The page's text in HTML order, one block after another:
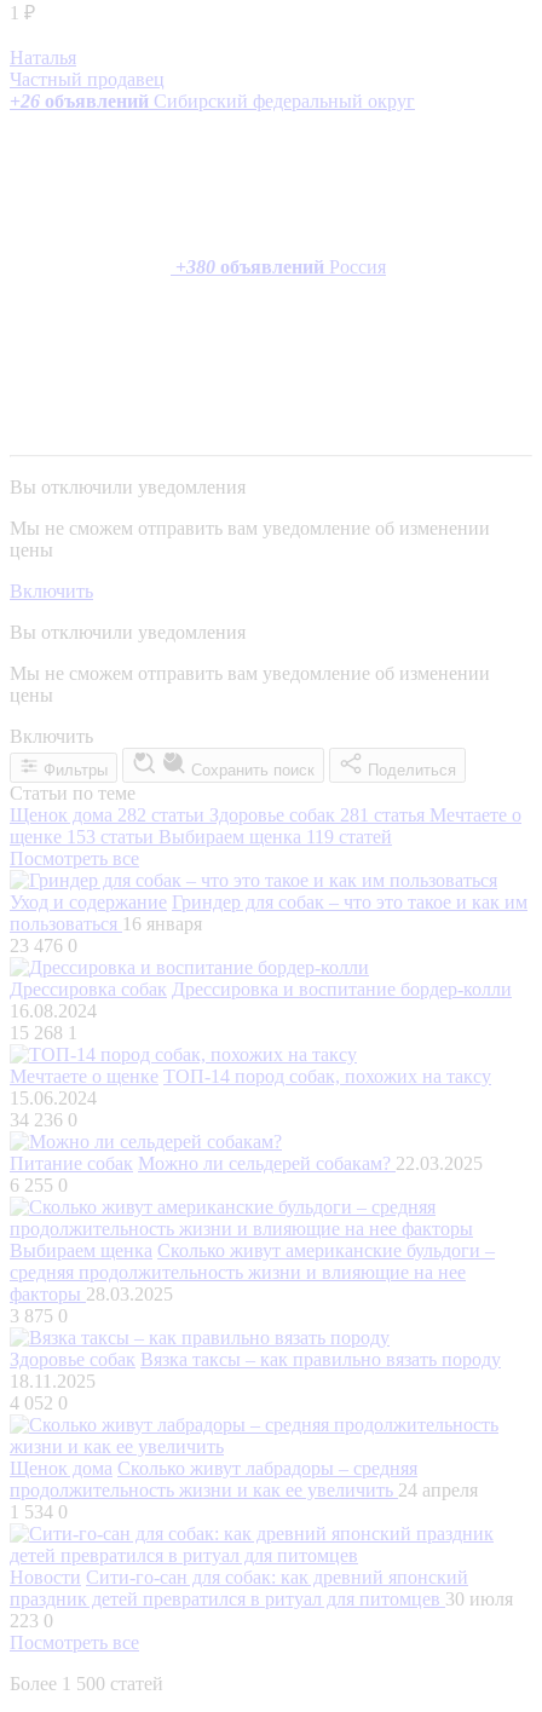
1 ₽
Наталья
Частный продавец
+26 объявлений Сибирский федеральный округ
+380 объявлений Россия
Вы отключили уведомления
Мы не сможем отправить вам уведомление об изменении
цены
Включить
Вы отключили уведомления
Мы не сможем отправить вам уведомление об изменении
цены
Включить
Фильтры Сохранить поиск Поделиться
Статьи по теме
Щенок дома 282 статьи Здоровье собак 281 статья Мечтаете о
щенке 153 статьи Выбираем щенка 119 статей
Посмотреть все
Уход и содержание Гриндер для собак – что это такое и как им
пользоваться 16 января
23 476 0
Дрессировка собак Дрессировка и воспитание бордер-колли
16.08.2024
15 268 1
Мечтаете о щенке ТОП-14 пород собак, похожих на таксу
15.06.2024
34 236 0
Питание собак Можно ли сельдерей собакам? 22.03.2025
6 255 0
Выбираем щенка Сколько живут американские бульдоги –
средняя продолжительность жизни и влияющие на нее
факторы 28.03.2025
3 875 0
Здоровье собак Вязка таксы – как правильно вязать породу
18.11.2025
4 052 0
Щенок дома Сколько живут лабрадоры – средняя
продолжительность жизни и как ее увеличить 24 апреля
1 534 0
Новости Сити-го-сан для собак: как древний японский
праздник детей превратился в ритуал для питомцев 30 июля
223 0
Посмотреть все
Более 1 500 статей